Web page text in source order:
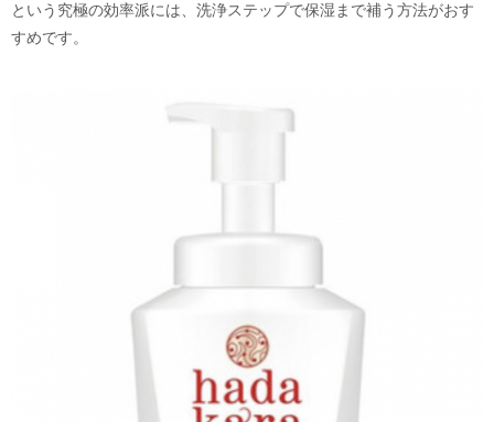
という究極の効率派には、洗浄ステップで保湿まで補う方法がおす
すめです。